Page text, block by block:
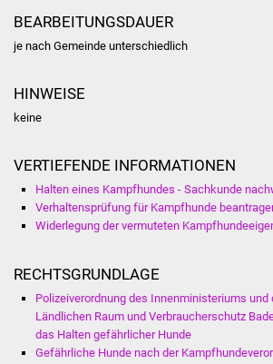
BEARBEITUNGSDAUER
je nach Gemeinde unterschiedlich
HINWEISE
keine
VERTIEFENDE INFORMATIONEN
Halten eines Kampfhundes - Sachkunde
Verhaltensprüfung für Kampfhunde
Widerlegung der vermuteten
RECHTSGRUNDLAGE
Polizeiverordnung des Innenministeriums
Ländlichen Raum und Verbraucherschutz
das Halten gefährlicher Hunde
Gefährliche Hunde nach der